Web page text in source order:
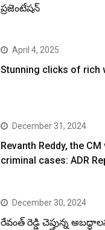
ప్రజెంటేషన్
April 4, 2025
Stunning clicks of rich
December 31, 2024
Revanth Reddy, the
criminal cases: ADR
December 30, 2024
రేవంత్ రెడ్డి చెప్తున్న